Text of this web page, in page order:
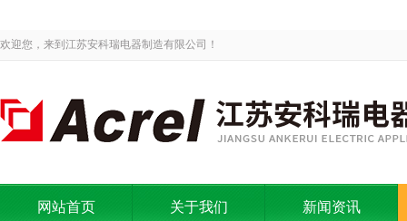
欢迎您，来到江苏安科瑞电器制造有限公司！
网站首页 关于我们 新闻资讯